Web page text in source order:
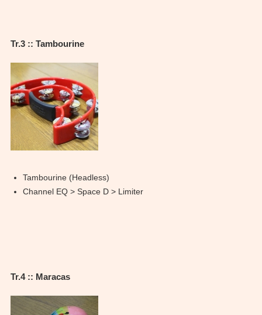
Tr.3 :: Tambourine
Tambourine (Headless)
Channel EQ > Space D > Limiter
Tr.4 :: Maracas